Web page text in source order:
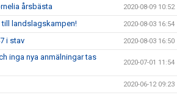
årsbästa 2020-08-09 10:52
till landslagskampen! 2020-08-03 16:54
i stav 2020-08-03 16:50
inga nya anmälningar tas
2020-07-01 11:54
2020-06-12 09:23